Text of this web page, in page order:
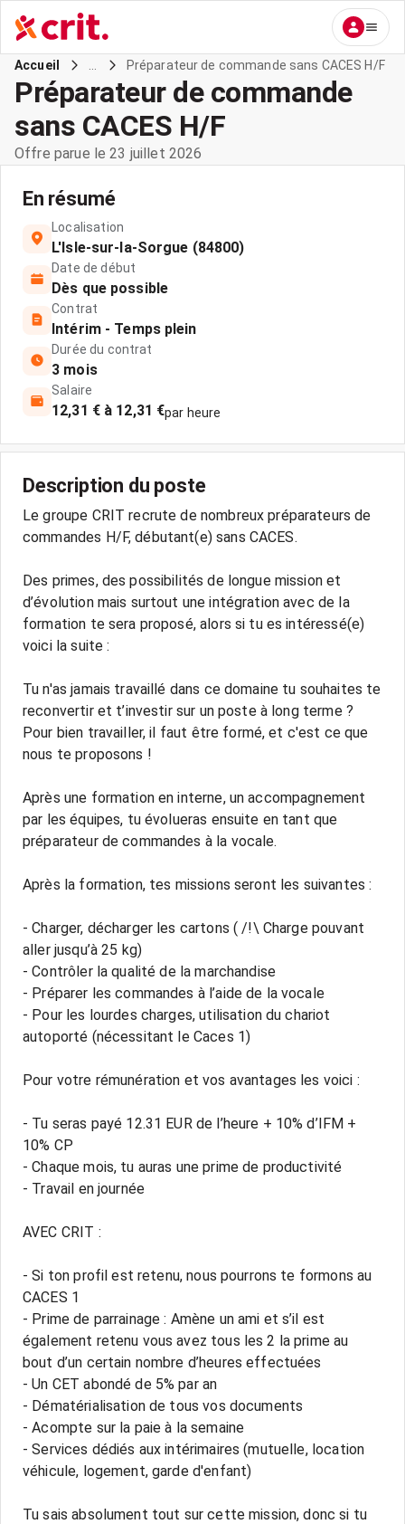
Accueil Préparateur de commande sans CACES H/F
Préparateur de commande
sans CACES H/F
Offre parue le 23 juillet 2026
En résumé
Localisation
L'Isle-sur-la-Sorgue (84800)
Date de début
Dès que possible
Contrat
Intérim - Temps plein
Durée du contrat
3 mois
Salaire
12,31 € à 12,31 €par heure
Description du poste
Le groupe CRIT recrute de nombreux préparateurs de
commandes H/F, débutant(e) sans CACES.
Des primes, des possibilités de longue mission et
d’évolution mais surtout une intégration avec de la
formation te sera proposé, alors si tu es intéressé(e)
voici la suite :
Tu n'as jamais travaillé dans ce domaine tu souhaites te
reconvertir et t’investir sur un poste à long terme ?
Pour bien travailler, il faut être formé, et c'est ce que
nous te proposons !
Après une formation en interne, un accompagnement
par les équipes, tu évolueras ensuite en tant que
préparateur de commandes à la vocale.
Après la formation, tes missions seront les suivantes :
- Charger, décharger les cartons ( /!\ Charge pouvant
aller jusqu’à 25 kg)
- Contrôler la qualité de la marchandise
- Préparer les commandes à l’aide de la vocale
- Pour les lourdes charges, utilisation du chariot
autoporté (nécessitant le Caces 1)
Pour votre rémunération et vos avantages les voici :
- Tu seras payé 12.31 EUR de l’heure + 10% d’IFM +
10% CP
- Chaque mois, tu auras une prime de productivité
- Travail en journée
AVEC CRIT :
- Si ton profil est retenu, nous pourrons te formons au
CACES 1
- Prime de parrainage : Amène un ami et s’il est
également retenu vous avez tous les 2 la prime au
bout d’un certain nombre d’heures effectuées
- Un CET abondé de 5% par an
- Dématérialisation de tous vos documents
- Acompte sur la paie à la semaine
- Services dédiés aux intérimaires (mutuelle, location
véhicule, logement, garde d'enfant)
Tu sais absolument tout sur cette mission, donc si tu